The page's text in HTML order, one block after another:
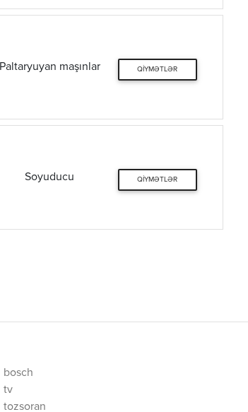
Paltaryuyan maşınlar QIYMƏTLƏR
Soyuducu QIYMƏTLƏR
bosch
tv
tozsoran